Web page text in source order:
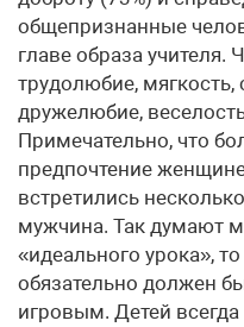
общепризнанные
главе образа
трудолюбие, мягкость,
дружелюбие,
Примечательно, что
предпочтение
встретились
мужчина. Так думают
«идеального урока»,
обязательно должен
игровым. Детей